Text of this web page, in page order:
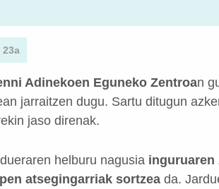
23a
Adinekoen Eguneko Zentroan
jarraitzen dugu. Sartu ditugun
jaso direnak.
helburu nagusia inguruaren
atsegingarriak sortzea da.